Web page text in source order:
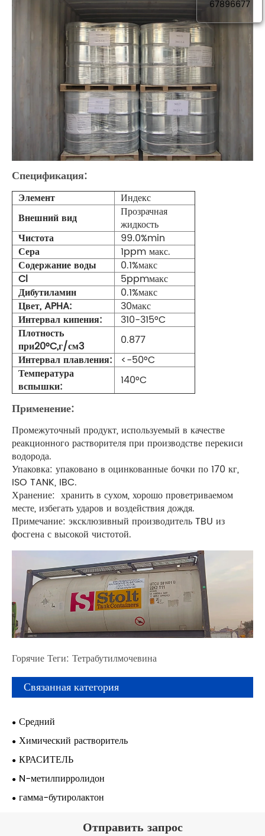
Спецификация:
Элемент
Индекс
Внешний вид
Прозрачная
жидкость
Чистота
99.0%min
Сера
1ppm макс.
Содержание воды
0.1%макс
Cl
5ppmмакс
Дибутиламин
0.1%макс
Цвет, APHA:
30макс
Интервал кипения:
310-315°C
Плотность
при20°C,г/см3
0.877
Интервал плавления:
<-50°C
Температура
вспышки:
140°C
Применение:
Промежуточный продукт, используемый в качестве
реакционного растворителя при производстве перекиси
водорода.
Упаковка: упаковано в оцинкованные бочки по 170 кг,
ISO TANK, IBC.
Хранение: хранить в сухом, хорошо проветриваемом
месте, избегать ударов и воздействия дождя.
Примечание: эксклюзивный производитель TBU из
фосгена с высокой чистотой.
Горячие Теги: Тетрабутилмочевина
Связанная категория
Средний
Химический растворитель
КРАСИТЕЛЬ
N-метилпирролидон
гамма-бутиролактон
Отправить запрос
67896677